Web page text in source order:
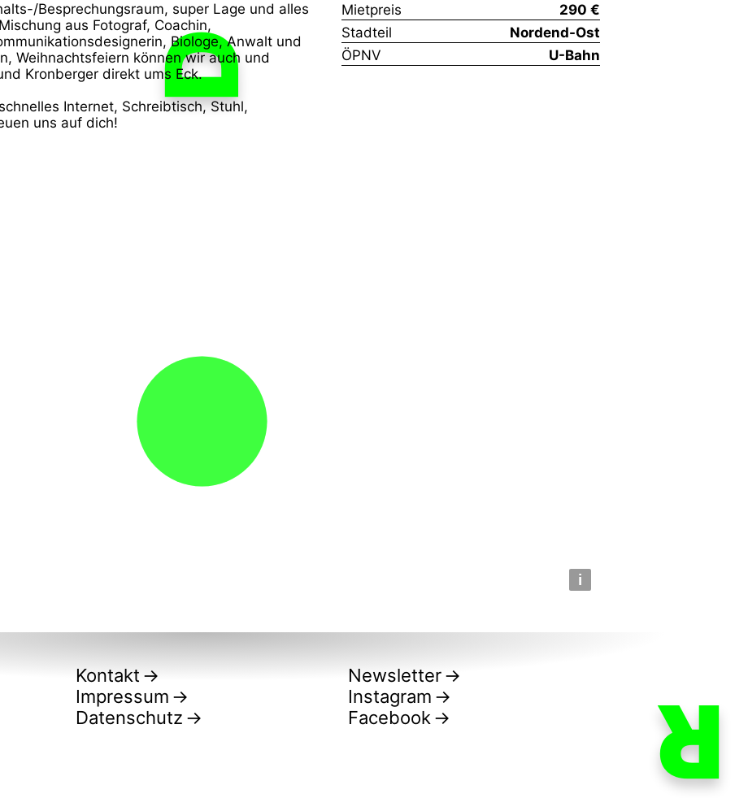
D
R
Besprechungsraum, super Lage und alles
aus Fotograf, Coachin,
Biologe, Anwalt und
Weihnachtsfeiern können wir auch und
Kronberger direkt ums Eck.
Internet, Schreibtisch, Stuhl,
uns auf dich!
Mietpreis
290 €
Stadteil
Nordend-Ost
ÖPNV
U-Bahn
i
Kontakt
Impressum
Datenschutz
Newsletter
Instagram
Facebook